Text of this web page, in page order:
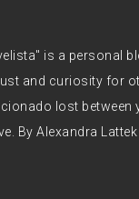
is a personal
and curiosity for
lost between
By Alexandra